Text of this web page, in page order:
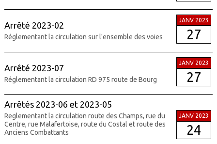
Arrêté 2023-02
Réglementant la circulation sur l'ensemble des voies
JANV 2023
27
Arrêté 2023-07
Réglementant la circulation RD 975 route de Bourg
JANV 2023
27
Arrêtés 2023-06 et 2023-05
Reglementant la circulation route des Champs, rue du
Centre, rue Malafertoise, route du Costal et route des
Anciens Combattants
JANV 2023
24